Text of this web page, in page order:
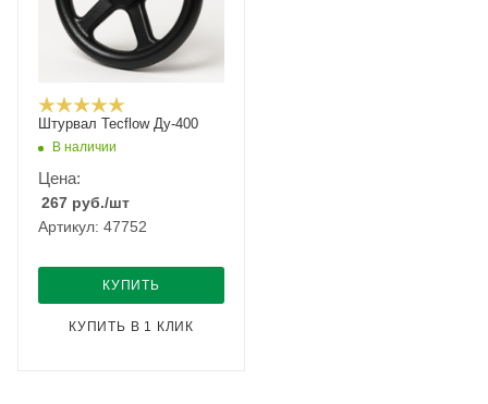
Штурвал Tecflow Ду-400
В наличии
Цена:
267 руб./шт
Артикул: 47752
КУПИТЬ
КУПИТЬ В 1 КЛИК